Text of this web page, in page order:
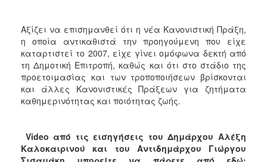
Αξίζει να επισημανθεί ότι η νέα Κανονιστική Πράξη,
η οποία αντικαθιστά την προηγούμενη που είχε
καταρτιστεί το 2007, είχε γίνει ομόφωνα δεκτή από
τη Δημοτική Επιτροπή, καθώς και ότι στο στάδιο της
προετοιμασίας και των τροποποιήσεων βρίσκονται
και άλλες Κανονιστικές Πράξεων για ζητήματα
καθημερινότητας και ποιότητας ζωής.
Video από τις εισηγήσεις του Δημάρχου Αλέξη
Καλοκαιρινού και του Αντιδημάρχου Γιώργου